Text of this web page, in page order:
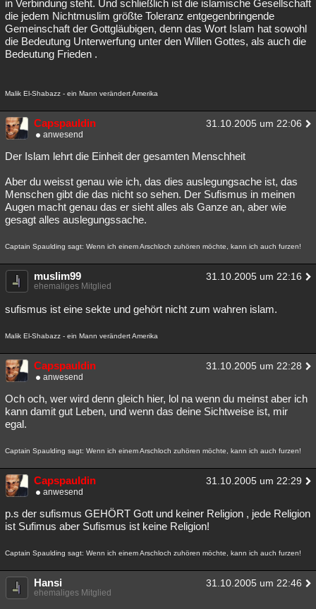
in Verbindung steht. Und schließlich ist die islamische Gesellschaft
die jedem Nichtmuslim größte Toleranz entgegenbringende
Gemeinschaft der Gottgläubigen, denn das Wort Islam hat sowohl
die Bedeutung Unterwerfung unter den Willen Gottes, als auch die
Bedeutung Frieden .
Malik El-Shabazz - ein Mann verändert Amerika
Capspauldin 31.10.2005 um 22:06
anwesend
Der Islam lehrt die Einheit der gesamten Menschheit
Aber du weisst genau wie ich, das dies auslegungsache ist, das
Menschen gibt die das nicht so sehen. Der Sufismus in meinen
Augen macht genau das er sieht alles als Ganze an, aber wie
gesagt alles auslegungssache.
Captain Spaulding sagt: Wenn ich einem Arschloch zuhören möchte, kann ich auch furzen!
muslim99 31.10.2005 um 22:16
ehemaliges Mitglied
sufismus ist eine sekte und gehört nicht zum wahren islam.
Malik El-Shabazz - ein Mann verändert Amerika
Capspauldin 31.10.2005 um 22:28
anwesend
Och och, wer wird denn gleich hier, lol na wenn du meinst aber ich
kann damit gut Leben, und wenn das deine Sichtweise ist, mir
egal.
Captain Spaulding sagt: Wenn ich einem Arschloch zuhören möchte, kann ich auch furzen!
Capspauldin 31.10.2005 um 22:29
anwesend
p.s der sufismus GEHÖRT Gott und keiner Religion , jede Religion
ist Sufimus aber Sufismus ist keine Religion!
Captain Spaulding sagt: Wenn ich einem Arschloch zuhören möchte, kann ich auch furzen!
Hansi 31.10.2005 um 22:46
ehemaliges Mitglied